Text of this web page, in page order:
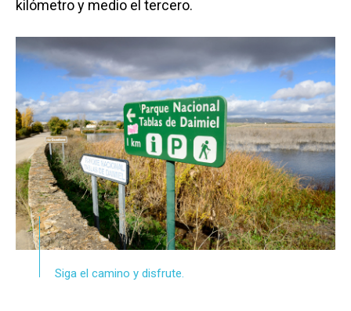
kilómetro y medio el tercero.
Siga el camino y disfrute.